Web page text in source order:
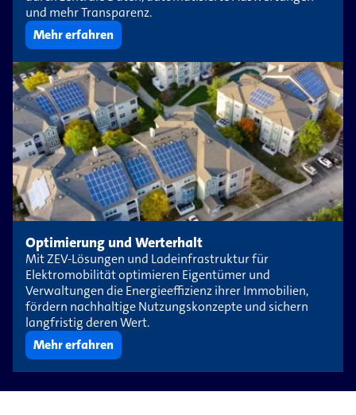
und mehr Transparenz.
Mehr erfahren
Optimierung und Werterhalt
Mit ZEV-Lösungen und Ladeinfrastruktur für
Elektromobilität optimieren Eigentümer und
Verwaltungen die Energieeffizienz ihrer Immobilien,
fördern nachhaltige Nutzungskonzepte und sichern
langfristig deren Wert.
Mehr erfahren